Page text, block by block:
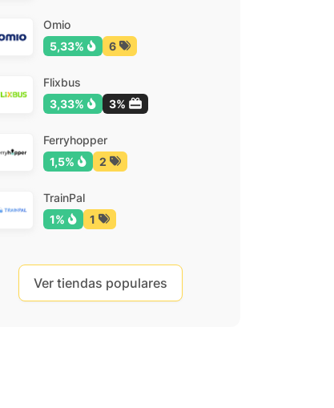
Omio
5,33%
6
Flixbus
3,33%
3%
Ferryhopper
1,5%
2
TrainPal
1%
1
Ver tiendas populares